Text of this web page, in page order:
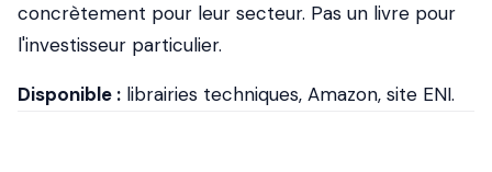
concrètement pour leur secteur. Pas un livre pour
l'investisseur particulier.
Disponible : librairies techniques, Amazon, site ENI.